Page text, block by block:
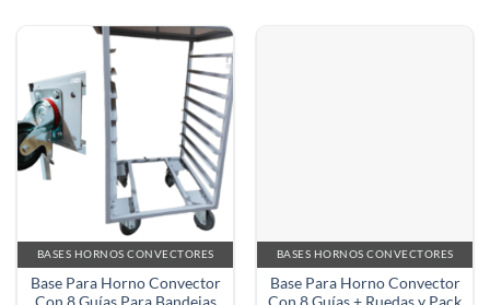
BASES HORNOS CONVECTORES
Base Para Horno Convector
Con 8 Guías Para Bandejas
BASES HORNOS CONVECTORES
Base Para Horno Convector
Con 8 Guías + Ruedas y Pack